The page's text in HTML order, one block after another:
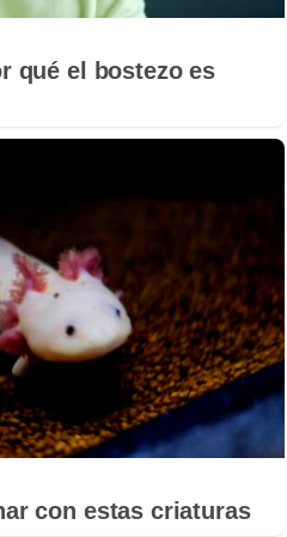
qué el bostezo es
con estas criaturas